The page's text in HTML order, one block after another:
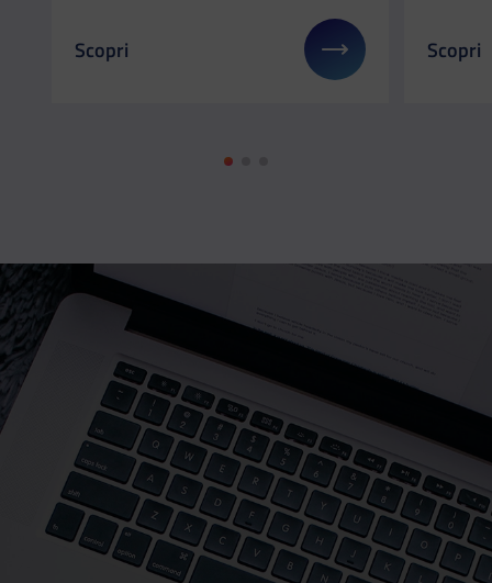
Il link ti porterà ad avere maggiori dettagli su:
Scopri Il link
Scopri